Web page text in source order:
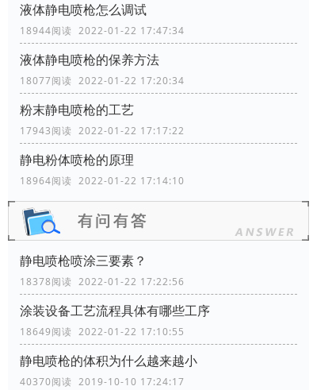
液体静电喷枪怎么调试
18944阅读 2022-01-22 17:47:34
液体静电喷枪的保养方法
18077阅读 2022-01-22 17:20:34
粉末静电喷枪的工艺
17943阅读 2022-01-22 17:17:22
静电粉体喷枪的原理
18964阅读 2022-01-22 17:14:10
静电喷枪喷涂三要素？
18378阅读 2022-01-22 17:22:56
涂装设备工艺流程具体有哪些工序
18649阅读 2022-01-22 17:10:55
静电喷枪的体积为什么越来越小
40370阅读 2019-10-10 17:24:17